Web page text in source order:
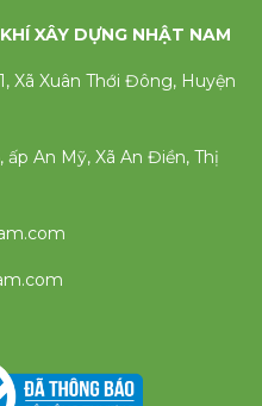
XÂY DỰNG NHẬT NAM
Xã Xuân Thới Đông, Huyện
An Mỹ, Xã An Điền, Thị